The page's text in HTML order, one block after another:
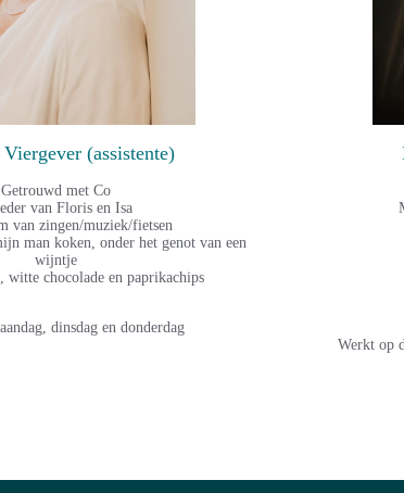
(assistente)
Getrouwd met Co
van Floris en Isa
van zingen/muziek/fietsen
man koken, onder het genot van een
wijntje
witte chocolade en paprikachips
dinsdag en donderdag
Werkt op